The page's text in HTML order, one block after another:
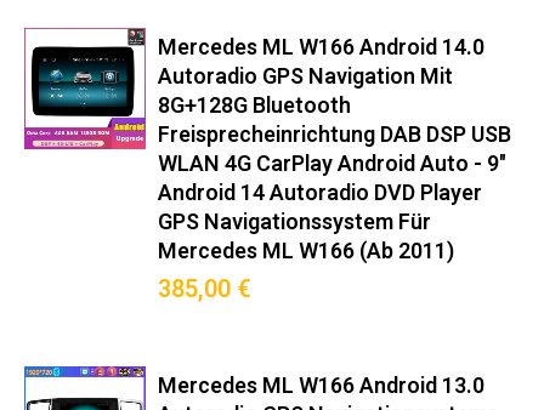
Rückfahrkamera-Integration (optional)
OBD2-Datenanzeige im Dashboard
Vorteilsvergleich
Gegenüber Originalradio:
✓ 500% schnellere App-Reaktionszeit
✓ 3x bessere Signalempfangsleistung
✓ 7x mehr Konnektivitätsoptionen
Entwickelt für deutsche
Mercedes ML W166 Android 14.0
Autoradio GPS Navigation Mit
8G+128G Bluetooth
Freisprecheinrichtung DAB DSP USB
WLAN 4G CarPlay Android Auto - 9"
Android 14 Autoradio DVD Player
GPS Navigationssystem Für
Mercedes ML W166 (Ab 2011)
385,00 €
Mercedes ML W166 Android 13.0